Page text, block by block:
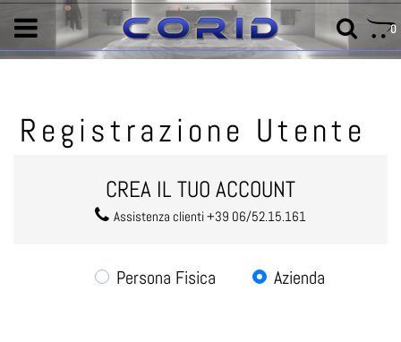
0
Registrazione Utente
CREA IL TUO ACCOUNT
Assistenza clienti +39 06/52.15.161
Tipo di utente
Persona Fisica Azienda